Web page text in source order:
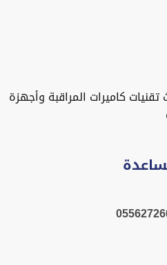
كاميرات المراقبة وأجهزة